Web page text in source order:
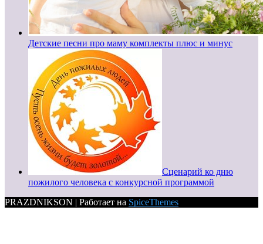
Детские песни про маму комплекты плюс и минус
Сценарий ко дню
пожилого человека с конкурсной программой
PRAZDNIKSON | Работает на SpiceThemes